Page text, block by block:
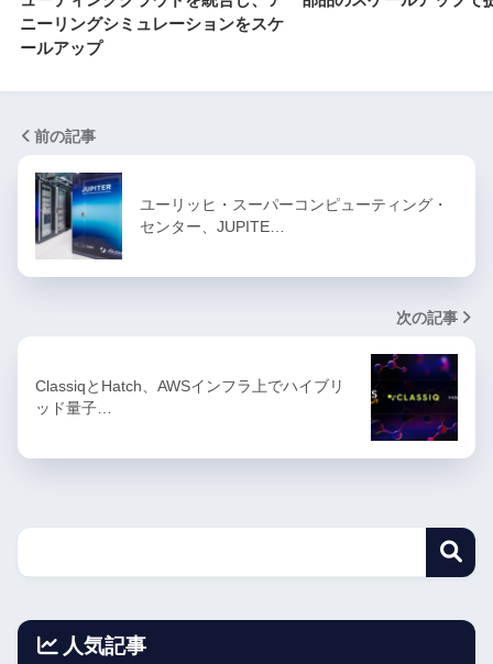
ニーリングシミュレーションをスケ
ールアップ
前の記事
ユーリッヒ・スーパーコンピューティング・
センター、JUPITE…
次の記事
ClassiqとHatch、AWSインフラ上でハイブリ
ッド量子…
人気記事